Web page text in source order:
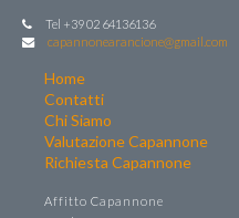
Tel +39 02 64136136
capannonearancione@gmail.com
Home
Contatti
Chi Siamo
Valutazione Capannone
Richiesta Capannone
Affitto Capannone